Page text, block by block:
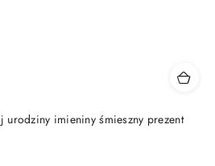
urodziny imieniny śmieszny prezent